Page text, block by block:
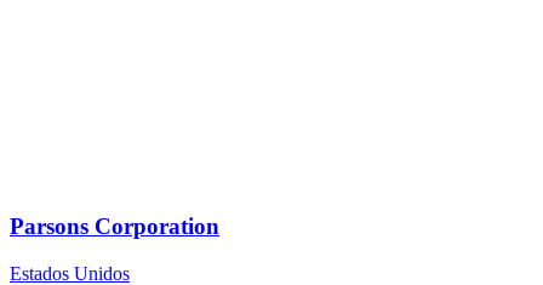
Parsons Corporation
Estados Unidos